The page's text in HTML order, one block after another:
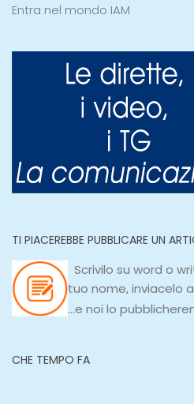
Entra nel mondo IAM
TI PIACEREBBE PUBBLICARE UN
Scrivilo su word o
tuo nome, inviacelo
...e noi lo
CHE TEMPO FA